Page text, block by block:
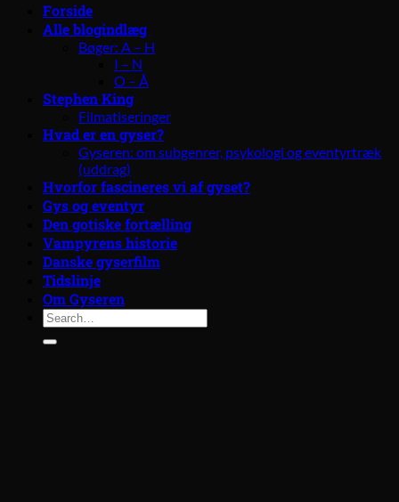
Forside
Alle blogindlæg
Bøger: A – H
I – N
O – Å
Stephen King
Filmatiseringer
Hvad er en gyser?
Gyseren: om subgenrer, psykologi og eventyrtræk
(uddrag)
Hvorfor fascineres vi af gyset?
Gys og eventyr
Den gotiske fortælling
Vampyrens historie
Danske gyserfilm
Tidslinje
Om Gyseren